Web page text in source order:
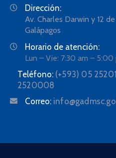
Dirección:
Av. Charles Darwin y 12
Galápagos
Horario de atención:
Lun – Vie: 7:30 am – 5:00
Teléfono: (+593) 05
2520008
Correo: